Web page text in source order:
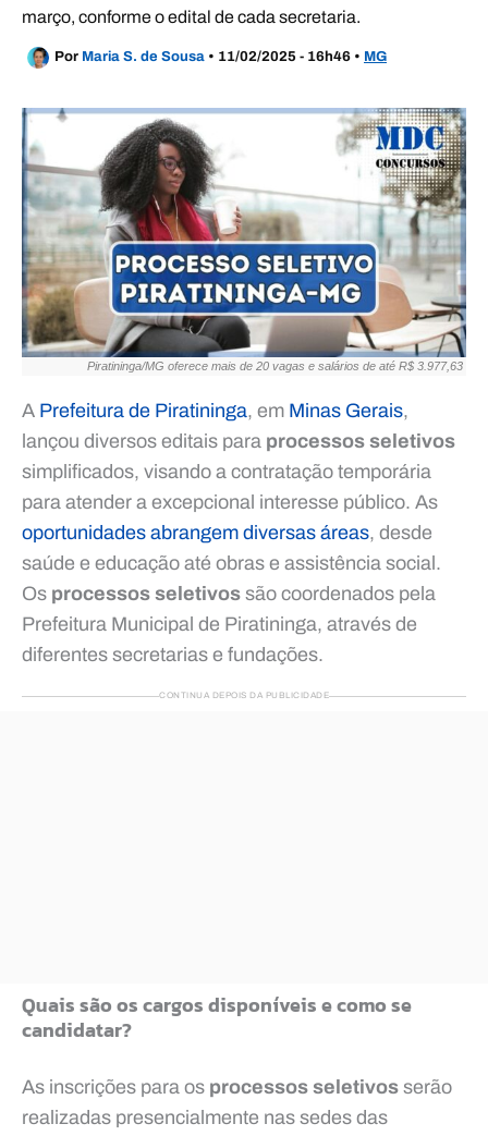
março, conforme o edital de cada secretaria.
Por Maria S. de Sousa • 11/02/2025 - 16h46 • MG
Piratininga/MG oferece mais de 20 vagas e salários de até R$ 3.977,63
A Prefeitura de Piratininga, em Minas Gerais,
lançou diversos editais para processos seletivos
simplificados, visando a contratação temporária
para atender a excepcional interesse público. As
oportunidades abrangem diversas áreas, desde
saúde e educação até obras e assistência social.
Os processos seletivos são coordenados pela
Prefeitura Municipal de Piratininga, através de
diferentes secretarias e fundações.
CONTINUA DEPOIS DA PUBLICIDADE
Quais são os cargos disponíveis e como se
candidatar?
As inscrições para os processos seletivos serão
realizadas presencialmente nas sedes das